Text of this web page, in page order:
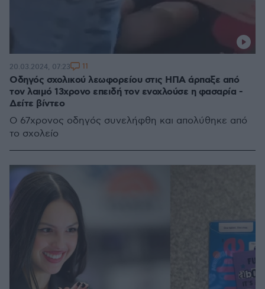
Οδηγός σχολικού λεωφορείου στις ΗΠΑ άρπαξε από
τον λαιμό 13χρονο επειδή τον ενοχλούσε η φασαρία -
Δείτε βίντεο
Ο 67χρονος οδηγός συνελήφθη και απολύθηκε από
το σχολείο
20.03.2024, 07:23 11